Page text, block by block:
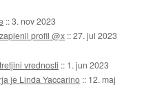
::3. nov 2023
profil @x ::27. jul 2023
vrednosti :: 1. jun 2023
je Linda Yaccarino :: 12. maj